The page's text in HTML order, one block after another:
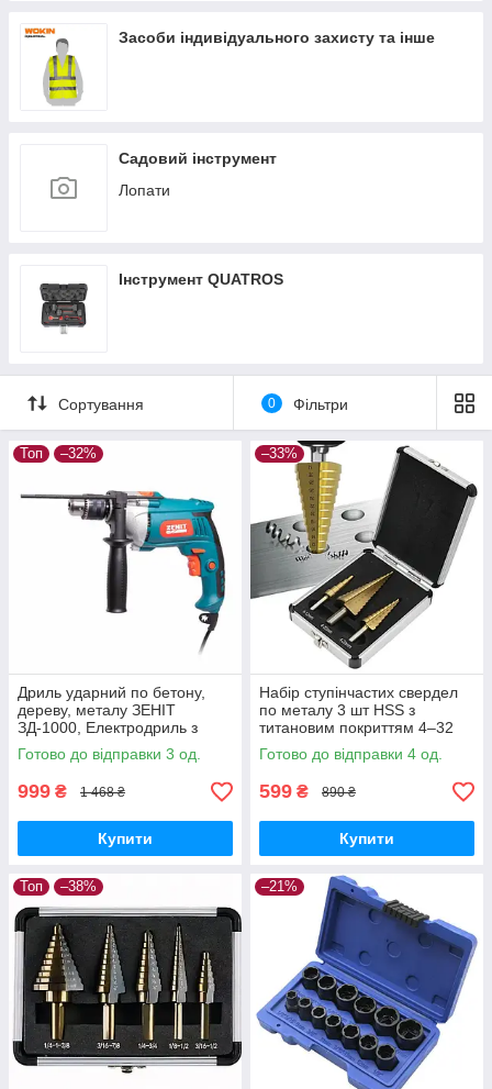
Засоби індивідуального захисту та інше
Садовий інструмент
Лопати
Інструмент QUATROS
Сортування 0 Фільтри
Топ –32%
Дриль ударний по бетону,
дереву, металу ЗЕНІТ
ЗД-1000, Електродриль з
регулюванням швидкості
Готово до відправки 3 од.
999 ₴ 1 468 ₴
Купити
–33%
Набір ступінчастих свердел
по металу 3 шт HSS з
титановим покриттям 4–32
мм у кейсі
Готово до відправки 4 од.
599 ₴ 890 ₴
Купити
Топ –38% –21%